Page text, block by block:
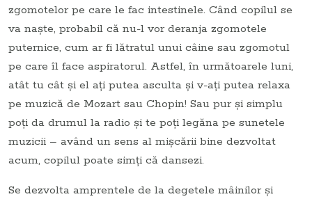
zgomotelor pe care le fac intestinele. Când copilul se
va naşte, probabil că nu-l vor deranja zgomotele
puternice, cum ar fi lătratul unui câine sau zgomotul
pe care îl face aspiratorul. Astfel, în următoarele luni,
atât tu cât şi el aţi putea asculta şi v-aţi putea relaxa
pe muzică de Mozart sau Chopin! Sau pur şi simplu
poţi da drumul la radio şi te poţi legăna pe sunetele
muzicii – având un sens al mişcării bine dezvoltat
acum, copilul poate simţi că dansezi.
Se dezvolta amprentele de la degetele mâinilor şi